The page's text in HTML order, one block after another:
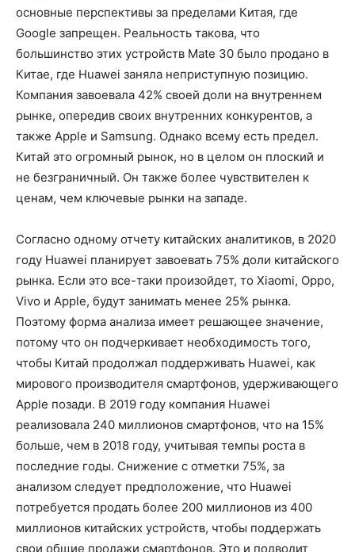
основные перспективы за пределами Китая, где
Google запрещен. Реальность такова, что
большинство этих устройств Mate 30 было продано в
Китае, где Huawei заняла неприступную позицию.
Компания завоевала 42% своей доли на внутреннем
рынке, опередив своих внутренних конкурентов, а
также Apple и Samsung. Однако всему есть предел.
Китай это огромный рынок, но в целом он плоский и
не безграничный. Он также более чувствителен к
ценам, чем ключевые рынки на западе.
Согласно одному отчету китайских аналитиков, в 2020
году Huawei планирует завоевать 75% доли китайского
рынка. Если это все-таки произойдет, то Xiaomi, Oppo,
Vivo и Apple, будут занимать менее 25% рынка.
Поэтому форма анализа имеет решающее значение,
потому что он подчеркивает необходимость того,
чтобы Китай продолжал поддерживать Huawei, как
мирового производителя смартфонов, удерживающего
Apple позади. В 2019 году компания Huawei
реализовала 240 миллионов смартфонов, что на 15%
больше, чем в 2018 году, учитывая темпы роста в
последние годы. Снижение с отметки 75%, за
анализом следует предположение, что Huawei
потребуется продать более 200 миллионов из 400
миллионов китайских устройств, чтобы поддержать
свои общие продажи смартфонов. Это и подводит